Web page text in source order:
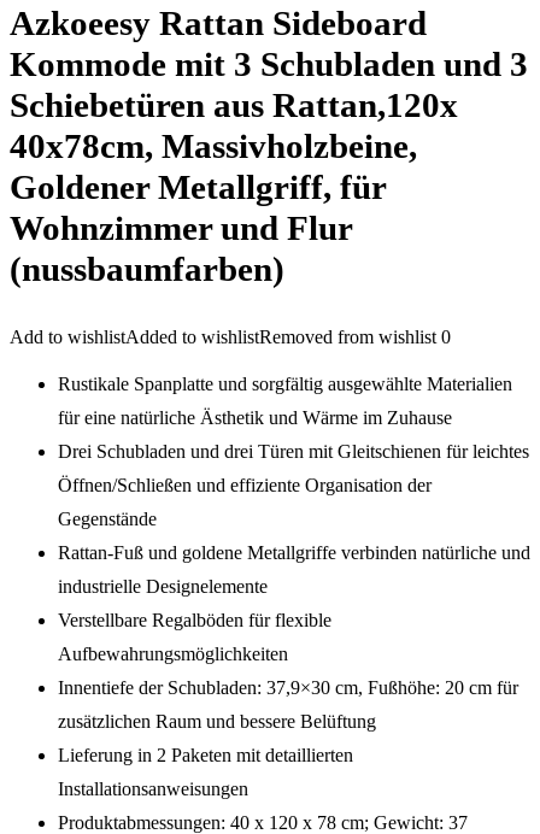
Azkoeesy Rattan Sideboard
Kommode mit 3 Schubladen und 3
Schiebetüren aus Rattan,120x
40x78cm, Massivholzbeine,
Goldener Metallgriff, für
Wohnzimmer und Flur
(nussbaumfarben)
Add to wishlistAdded to wishlistRemoved from wishlist 0
Rustikale Spanplatte und sorgfältig ausgewählte Materialien
für eine natürliche Ästhetik und Wärme im Zuhause
Drei Schubladen und drei Türen mit Gleitschienen für leichtes
Öffnen/Schließen und effiziente Organisation der
Gegenstände
Rattan-Fuß und goldene Metallgriffe verbinden natürliche und
industrielle Designelemente
Verstellbare Regalböden für flexible
Aufbewahrungsmöglichkeiten
Innentiefe der Schubladen: 37,9×30 cm, Fußhöhe: 20 cm für
zusätzlichen Raum und bessere Belüftung
Lieferung in 2 Paketen mit detaillierten
Installationsanweisungen
Produktabmessungen: 40 x 120 x 78 cm; Gewicht: 37